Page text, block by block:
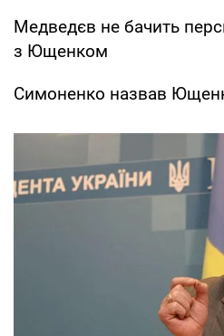
Медведєв не бачить
з Ющенком
Симоненко назвав